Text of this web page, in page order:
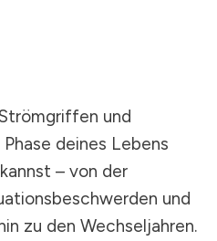
und
deines Lebens
– von der
und
zu den Wechseljahren.